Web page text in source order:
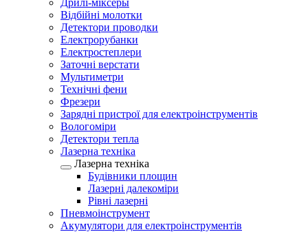
Дрилі-міксеры
Відбійні молотки
Детектори проводки
Електрорубанки
Електростеплери
Заточні верстати
Мультиметри
Технічні фени
Фрезери
Зарядні пристрої для електроінструментів
Вологоміри
Детектори тепла
Лазерна техніка
Лазерна техніка
Будівники площин
Лазерні далекоміри
Рівні лазерні
Пневмоінструмент
Акумулятори для електроінструментів